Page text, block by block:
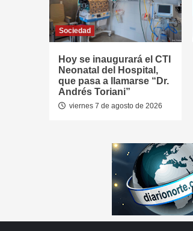
Sociedad
Hoy se inaugurará el CTI
Neonatal del Hospital,
que pasa a llamarse “Dr.
Andrés Toriani”
viernes 7 de agosto de 2026